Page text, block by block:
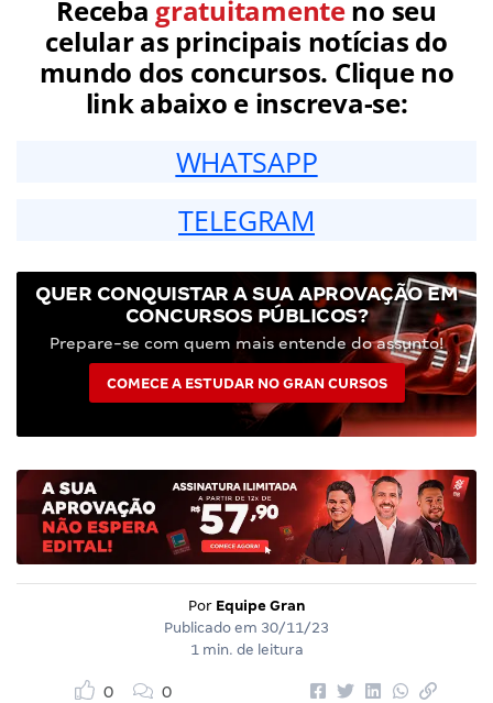
Receba gratuitamenteno seu
celular as principais notícias do
mundo dos concursos. Clique no
link abaixo e inscreva-se:
WHATSAPP
TELEGRAM
QUER CONQUISTAR A SUA APROVAÇÃO EM
CONCURSOS PÚBLICOS?
Prepare-se com quem mais entende do assunto!
COMECE A ESTUDAR NO GRAN CURSOS
Por Equipe Gran
Publicado em 30/11/23
1 min. de leitura
0 0